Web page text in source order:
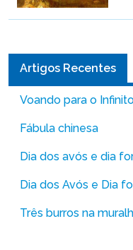
Artigos Recentes
Voando para o
Fábula chinesa
Dia dos avós e dia
Dia dos Avós e Dia
Três burros na